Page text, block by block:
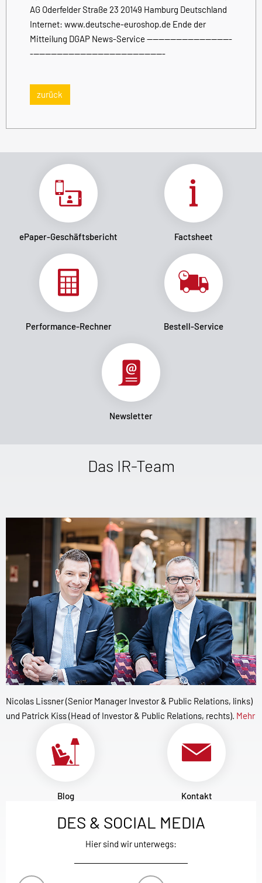
AG Oderfelder Straße 23 20149 Hamburg Deutschland
Internet: www.deutsche-euroshop.de Ende der
Mitteilung DGAP News-Service -----------------------------
----------------------------------------------
zurück
ePaper-Geschäftsbericht Factsheet
Performance-Rechner Bestell-Service
Newsletter
Das IR-Team
Nicolas Lissner (Senior Manager Investor & Public Relations, links)
und Patrick Kiss (Head of Investor & Public Relations, rechts). Mehr
Blog Kontakt
DES & SOCIAL MEDIA
Hier sind wir unterwegs: